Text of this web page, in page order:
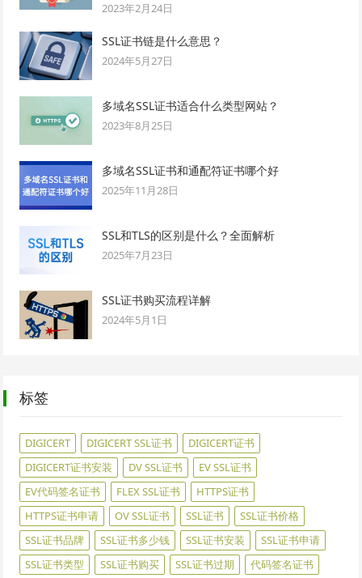
2023年2月24日
SSL证书链是什么意思？
2024年5月27日
多域名SSL证书适合什么类型网站？
2023年8月25日
多域名SSL证书和通配符证书哪个好
2025年11月28日
SSL和TLS的区别是什么？全面解析
2025年7月23日
SSL证书购买流程详解
2024年5月1日
标签
DIGICERT DIGICERT SSL证书
DIGICERT证书
DIGICERT证书安装
DV SSL证书
EV SSL证书
EV代码签名证书
FLEX SSL证书
HTTPS证书
HTTPS证书申请
OV SSL证书 SSL证书
SSL证书价格
SSL证书品牌
SSL证书多少钱 SSL证书安装
SSL证书申请
SSL证书类型
SSL证书购买 SSL证书过期
代码签名证书